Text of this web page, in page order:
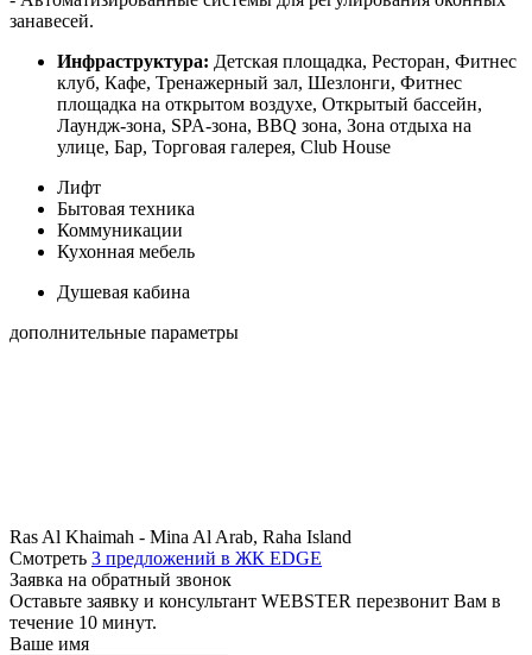
занавесей.
Инфраструктура: Детская площадка, Ресторан, Фитнес
клуб, Кафе, Тренажерный зал, Шезлонги, Фитнес
площадка на открытом воздухе, Открытый бассейн,
Лаундж-зона, SPA-зона, BBQ зона, Зона отдыха на
улице, Бар, Торговая галерея, Club House
Лифт
Бытовая техника
Коммуникации
Кухонная мебель
Душевая кабина
дополнительные параметры
Ras Al Khaimah - Mina Al Arab, Raha Island
Смотреть 3 предложений в ЖК EDGE
Заявка на обратный звонок
Оставьте заявку и консультант WEBSTER перезвонит Вам в
течение 10 минут.
Ваше имя